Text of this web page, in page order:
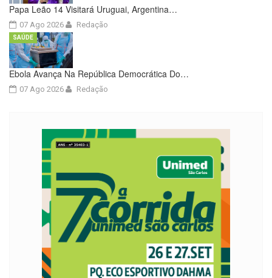
Papa Leão 14 Visitará Uruguai, Argentina…
07 Ago 2026 Redação
Ebola Avança Na República Democrática Do…
07 Ago 2026
SAÚDE
Redação